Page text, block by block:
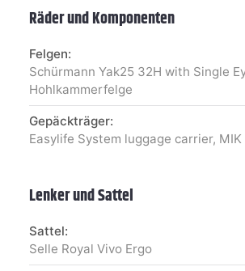
Räder und Komponenten
Felgen:
Schürmann Yak25 32H with Single
Hohlkammerfelge
Gepäckträger:
Easylife System luggage carrier, MIK
Lenker und Sattel
Sattel:
Selle Royal Vivo Ergo